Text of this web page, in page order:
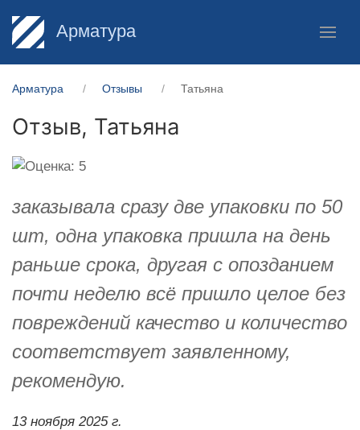
Арматура
Арматура Отзывы Татьяна
Отзыв, Татьяна
заказывала сразу две упаковки по 50
шт, одна упаковка пришла на день
раньше срока, другая с опозданием
почти неделю всё пришло целое без
повреждений качество и количество
соответствует заявленному,
рекомендую.
13 ноября 2025 г.